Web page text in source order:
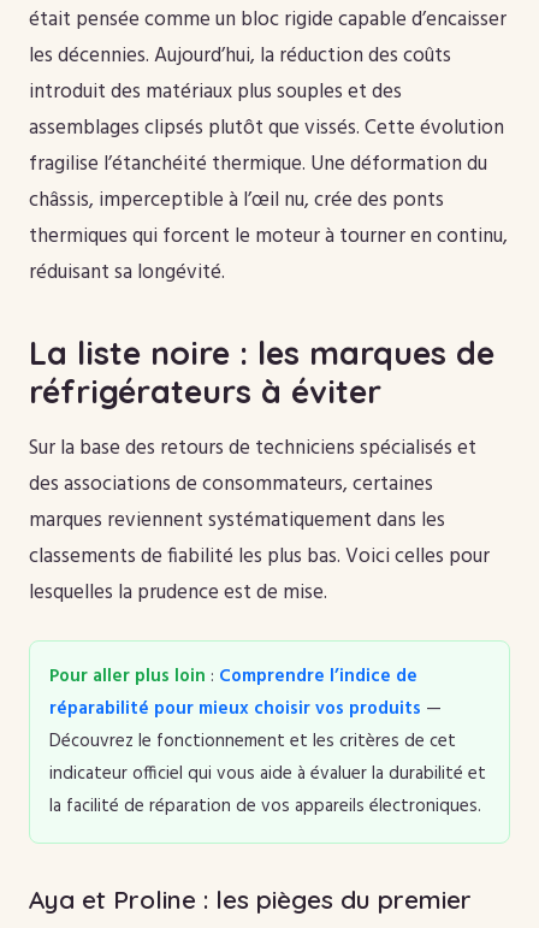
était pensée comme un bloc rigide capable d’encaisser
les décennies. Aujourd’hui, la réduction des coûts
introduit des matériaux plus souples et des
assemblages clipsés plutôt que vissés. Cette évolution
fragilise l’étanchéité thermique. Une déformation du
châssis, imperceptible à l’œil nu, crée des ponts
thermiques qui forcent le moteur à tourner en continu,
réduisant sa longévité.
La liste noire : les marques de
réfrigérateurs à éviter
Sur la base des retours de techniciens spécialisés et
des associations de consommateurs, certaines
marques reviennent systématiquement dans les
classements de fiabilité les plus bas. Voici celles pour
lesquelles la prudence est de mise.
Pour aller plus loin : Comprendre l’indice de
réparabilité pour mieux choisir vos produits —
Découvrez le fonctionnement et les critères de cet
indicateur officiel qui vous aide à évaluer la durabilité et
la facilité de réparation de vos appareils électroniques.
Aya et Proline : les pièges du premier